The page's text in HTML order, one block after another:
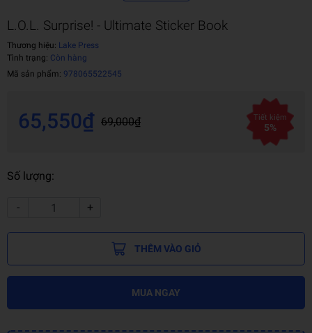
L.O.L. Surprise! - Ultimate Sticker Book
Thương hiệu: Lake Press
Tình trạng: Còn hàng
Mã sản phẩm: 978065522545
65,550₫ 69,000₫ Tiết kiệm
5%
Số lượng:
- +
THÊM VÀO GIỎ
MUA NGAY